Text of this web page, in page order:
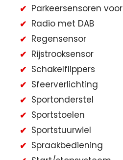
Parkeersensoren voor
Radio met DAB
Regensensor
Rijstrooksensor
Schakelflippers
Sfeerverlichting
Sportonderstel
Sportstoelen
Sportstuurwiel
Spraakbediening